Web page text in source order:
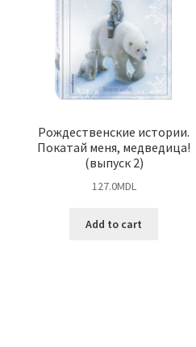
Рождественские истории.
Покатай меня, медведица!
(выпуск 2)
127.0MDL
Add to cart